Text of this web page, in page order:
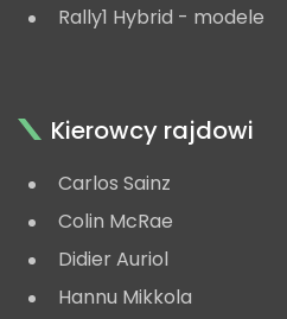
Rally1 Hybrid - modele
Kierowcy rajdowi
Carlos Sainz
Colin McRae
Didier Auriol
Hannu Mikkola